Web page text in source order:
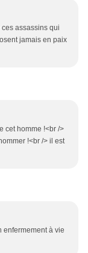
assassins qui
jamais en paix
cet homme !<br />
!<br /> il est
enfermement à vie